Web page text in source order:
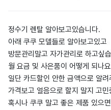
정수기 렌탈 알아보고있습니다.
아래 쿠쿠 모델들로 알아보고있고
방문관리말고 자가관리로 하고싶
월 요금 및 사은품이 어떻게 되나
일단 카드할인 안한 금액으로 알려
가격보고 얼음으로 할지 말지 고민
혹시나 쿠쿠 말고 좋은 제품 있으